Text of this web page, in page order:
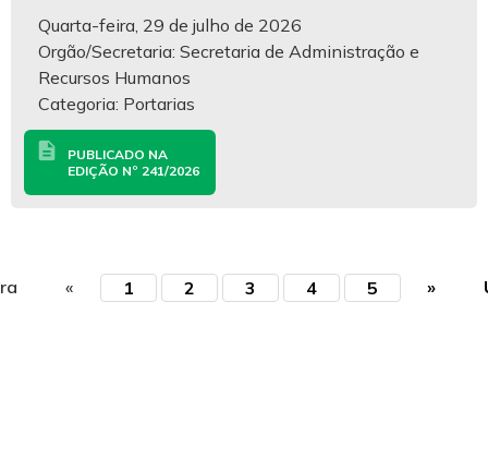
Quarta-feira, 29 de julho de 2026
Orgão/Secretaria: Secretaria de Administração e
Recursos Humanos
Categoria: Portarias
description
PUBLICADO NA
EDIÇÃO Nº 241/2026
« 1 2 3 4 5 »